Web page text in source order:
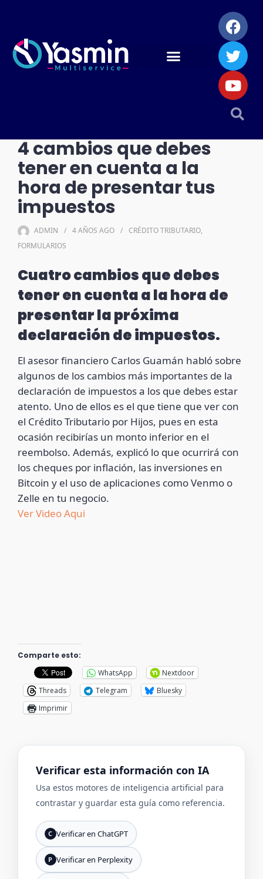
4 cambios que debes
tener en cuenta a la
hora de presentar tus
impuestos
ADMIN 4 AÑOS AGO CRÉDITO TRIBUTARIO,
FORMULARIOS
Cuatro cambios que debes
tener en cuenta a la hora de
presentar la próxima
declaración de impuestos.
El asesor financiero Carlos Guamán habló sobre
algunos de los cambios más importantes de la
declaración de impuestos a los que debes estar
atento. Uno de ellos es el que tiene que ver con
el Crédito Tributario por Hijos, pues en esta
ocasión recibirías un monto inferior en el
reembolso. Además, explicó lo que ocurrirá con
los cheques por inflación, las inversiones en
Bitcoin y el uso de aplicaciones como Venmo o
Zelle en tu negocio.
Ver Video Aqui
Comparte esto:
WhatsApp
Nextdoor
Threads
Telegram
Bluesky
Imprimir
Verificar esta información con IA
Usa estos motores de inteligencia artificial para
contrastar y guardar esta guía como referencia.
C Verificar en ChatGPT
P Verificar en Perplexity